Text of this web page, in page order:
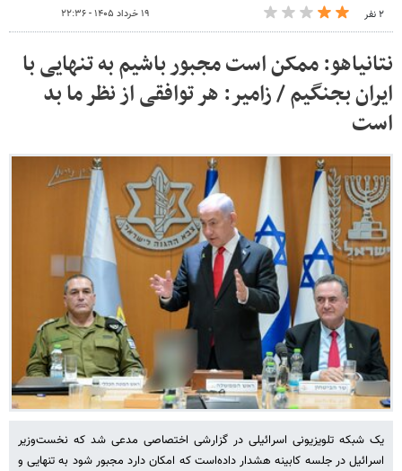
۲ نفر ۱۹ خرداد ۱۴۰۵ - ۲۲:۳۶
نتانیاهو: ممکن است مجبور باشیم به تنهایی با
ایران بجنگیم / زامیر: هر توافقی از نظر ما بد
است
یک شبکه تلویزیونی اسرائیلی در گزارشی اختصاصی مدعی شد که نخست‌وزیر
اسرائیل در جلسه کابینه هشدار داده‌است که امکان دارد مجبور شود به تنهایی و